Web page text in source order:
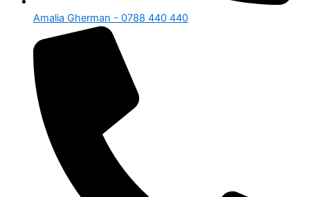
Amalia Gherman - 0788 440 440